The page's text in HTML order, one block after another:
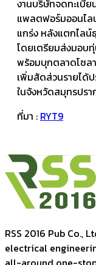
งานบริษัทจดทะเบี
แพลตฟอร์มออนไล
แกร่ง หลังแตกไลน์
โดยเตรียมส่งมอบ
พร้อมบุกตลาดโซล
เพิ่มสัดส่วนรายได้
ในจังหวัดสมุทรปรา
ที่มา : RYT9
RSS 2016 Pub Co.,
electrical